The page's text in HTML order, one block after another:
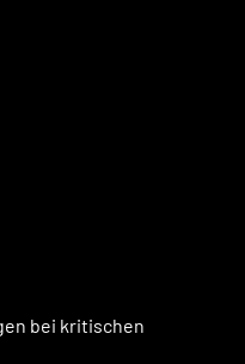
bei kritischen